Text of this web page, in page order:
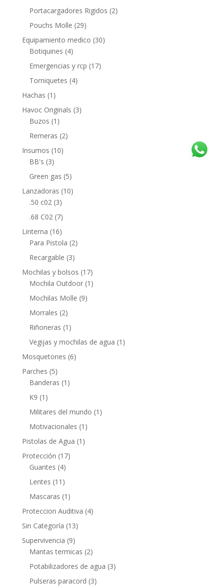
Portacargadores Rigidos (2)
Pouchs Molle (29)
Equipamiento medico (30)
Botiquines (4)
Emergencias y rcp (17)
Torniquetes (4)
Hachas (1)
Havoc Originals (3)
Buzos (1)
Remeras (2)
Insumos (10)
BB's (3)
Green gas (5)
Lanzadoras (10)
.50 c02 (3)
.68 C02 (7)
Linterna (16)
Para Pistola (2)
Recargable (3)
Mochilas y bolsos (17)
Mochila Outdoor (1)
Mochilas Molle (9)
Morrales (2)
Riñoneras (1)
Vegijas y mochilas de agua (1)
Mosquetones (6)
Parches (5)
Banderas (1)
K9 (1)
Militares del mundo (1)
Motivacionales (1)
Pistolas de Agua (1)
Protección (17)
Guantes (4)
Lentes (11)
Mascaras (1)
Proteccion Auditiva (4)
Sin Categoría (13)
Supervivencia (9)
Mantas termicas (2)
Potabilizadores de agua (3)
Pulseras paracord (3)